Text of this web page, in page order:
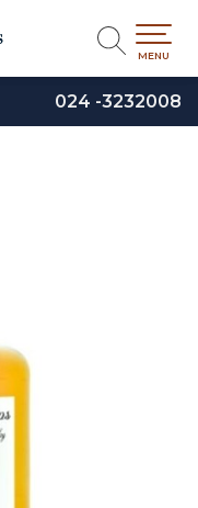
024 -3232008
MENU